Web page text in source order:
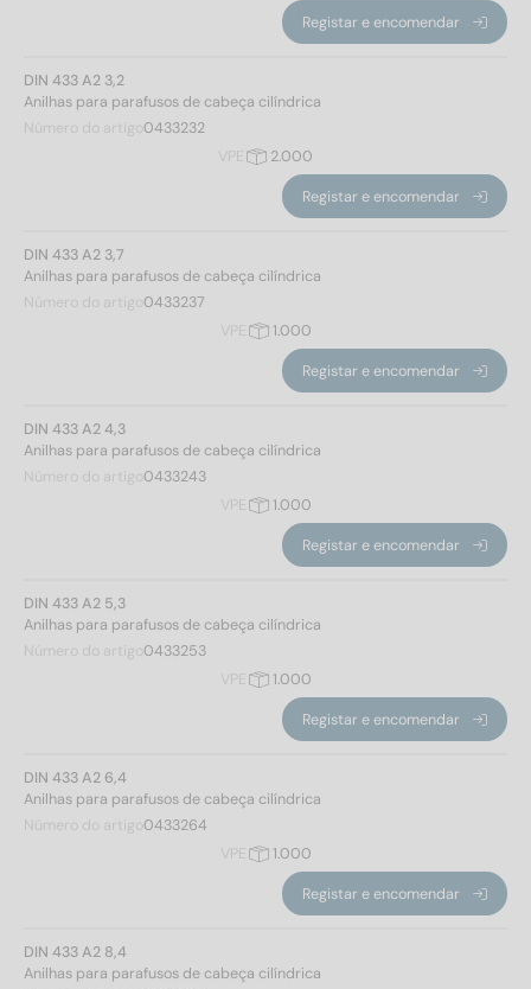
Registar e encomendar
DIN 433 A2 3,2
Anilhas para parafusos de cabeça cilíndrica
Número do artigo 0433232
VPE
2.000
Registar e encomendar
DIN 433 A2 3,7
Anilhas para parafusos de cabeça cilíndrica
Número do artigo 0433237
VPE
1.000
Registar e encomendar
DIN 433 A2 4,3
Anilhas para parafusos de cabeça cilíndrica
Número do artigo 0433243
VPE
1.000
Registar e encomendar
DIN 433 A2 5,3
Anilhas para parafusos de cabeça cilíndrica
Número do artigo 0433253
VPE
1.000
Registar e encomendar
DIN 433 A2 6,4
Anilhas para parafusos de cabeça cilíndrica
Número do artigo 0433264
VPE
1.000
Registar e encomendar
DIN 433 A2 8,4
Anilhas para parafusos de cabeça cilíndrica